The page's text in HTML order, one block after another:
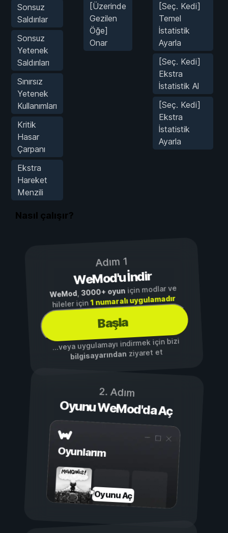
Sonsuz
Saldırılar
Sonsuz
Yetenek
Saldırıları
Sınırsız
Yetenek
Kullanımları
Kritik
Hasar
Çarpanı
Ekstra
Hareket
Menzili
[Üzerinde
Gezilen
Öğe]
Onar
[Seç. Kedi]
Temel
İstatistik
Ayarla
[Seç. Kedi]
Ekstra
İstatistik Al
[Seç. Kedi]
Ekstra
İstatistik
Ayarla
Nasıl çalışır?
Adım 1
WeMod'u İndir
WeMod,3000+ oyuniçin modlar ve
hileler için1 numaralı uygulamadır
Başla
...veya uygulamayı indirmek için bizi
bilgisayarından ziyaret et
2. Adım
Oyunu WeMod'da Aç
Oyunlarım
Oyunu Aç